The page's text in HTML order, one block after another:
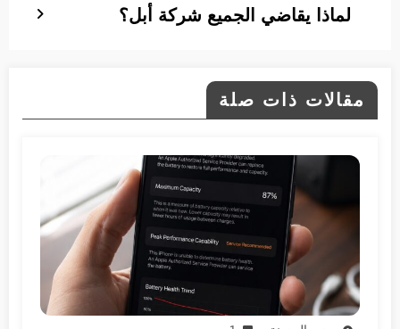
لماذا يقاضي الجميع شركة أبل؟
مقالات ذات صلة